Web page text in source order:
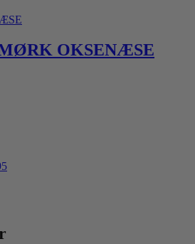
OKSENÆSE
Prisinterval: